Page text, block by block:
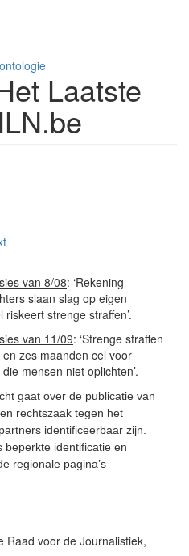
Laatste
van 8/08: ‘Rekening
slaan slag op eigen
riskeert strenge straffen’.
van 11/09: ‘Strenge straffen
en zes maanden cel voor
mensen niet oplichten’.
gaat over de publicatie van
rechtszaak tegen het
identificeerbaar zijn.
beperkte identificatie en
regionale pagina’s
Raad voor de Journalistiek,